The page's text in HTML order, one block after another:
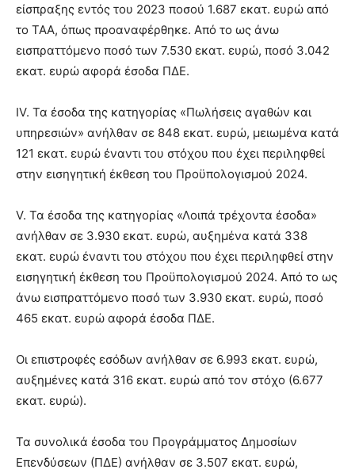
είσπραξης εντός του 2023 ποσού 1.687 εκατ. ευρώ από
το ΤΑΑ, όπως προαναφέρθηκε. Από το ως άνω
εισπραττόμενο ποσό των 7.530 εκατ. ευρώ, ποσό 3.042
εκατ. ευρώ αφορά έσοδα ΠΔΕ.
IV. Τα έσοδα της κατηγορίας «Πωλήσεις αγαθών και
υπηρεσιών» ανήλθαν σε 848 εκατ. ευρώ, μειωμένα κατά
121 εκατ. ευρώ έναντι του στόχου που έχει περιληφθεί
στην εισηγητική έκθεση του Προϋπολογισμού 2024.
V. Τα έσοδα της κατηγορίας «Λοιπά τρέχοντα έσοδα»
ανήλθαν σε 3.930 εκατ. ευρώ, αυξημένα κατά 338
εκατ. ευρώ έναντι του στόχου που έχει περιληφθεί στην
εισηγητική έκθεση του Προϋπολογισμού 2024. Από το ως
άνω εισπραττόμενο ποσό των 3.930 εκατ. ευρώ, ποσό
465 εκατ. ευρώ αφορά έσοδα ΠΔΕ.
Οι επιστροφές εσόδων ανήλθαν σε 6.993 εκατ. ευρώ,
αυξημένες κατά 316 εκατ. ευρώ από τον στόχο (6.677
εκατ. ευρώ).
Τα συνολικά έσοδα του Προγράμματος Δημοσίων
Επενδύσεων (ΠΔΕ) ανήλθαν σε 3.507 εκατ. ευρώ,